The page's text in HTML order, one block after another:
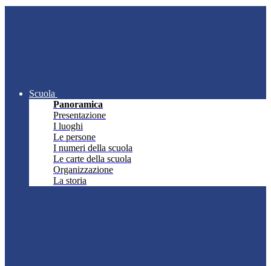
Scuola
Panoramica
Presentazione
I luoghi
Le persone
I numeri della scuola
Le carte della scuola
Organizzazione
La storia